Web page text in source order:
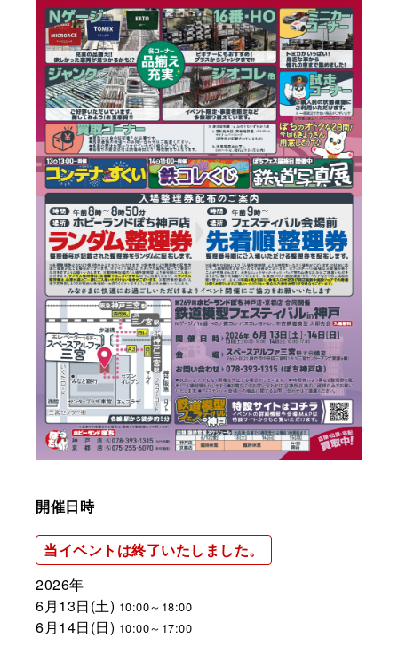
開催日時
当イベントは終了いたしました。
2026年
6月13日(土) 10:00～18:00
6月14日(日) 10:00～17:00